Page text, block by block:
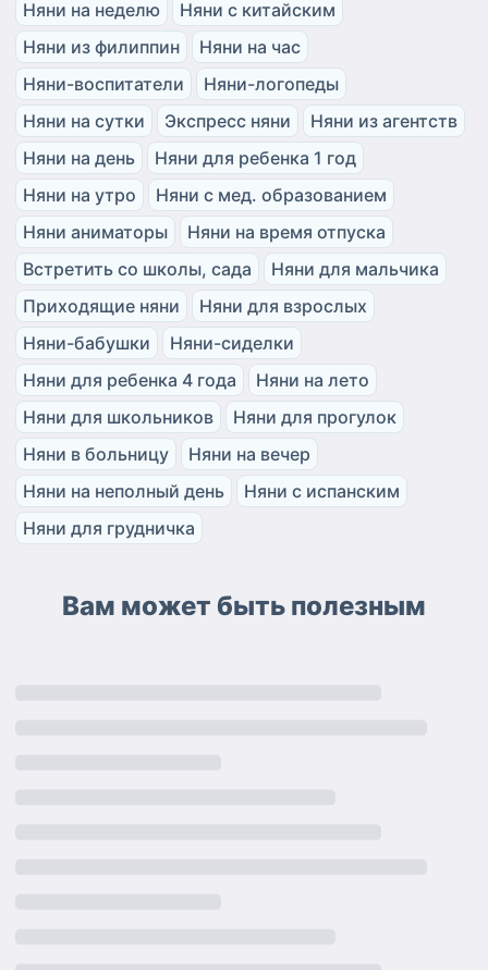
Няни на неделю
Няни с китайским
Няни из филиппин
Няни на час
Няни-воспитатели
Няни-логопеды
Няни на сутки
Экспресс няни
Няни из агентств
Няни на день
Няни для ребенка 1 год
Няни на утро
Няни с мед. образованием
Няни аниматоры
Няни на время отпуска
Встретить со школы, сада
Няни для мальчика
Приходящие няни
Няни для взрослых
Няни-бабушки
Няни-сиделки
Няни для ребенка 4 года
Няни на лето
Няни для школьников
Няни для прогулок
Няни в больницу
Няни на вечер
Няни на неполный день
Няни с испанским
Няни для грудничка
Вам может быть полезным